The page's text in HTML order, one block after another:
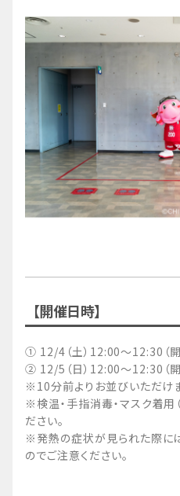
【開催日時】
① 12/4（土）12:00～12:30（開
② 12/5（日）12:00～12:30（開
※10分前よりお並びいただけま
※検温・手指消毒・マスク着用
ださい。
※発熱の症状が見られた際に
のでご注意ください。